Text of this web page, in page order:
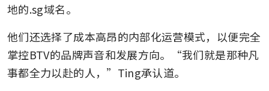
地的.sg域名。
他们还选择了成本高昂的内部化运营模式，以便完全
掌控BTV的品牌声音和发展方向。“我们就是那种凡
事都全力以赴的人，”Ting承认道。